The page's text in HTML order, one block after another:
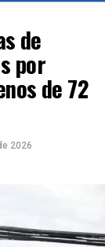
de
por
de 72
2026